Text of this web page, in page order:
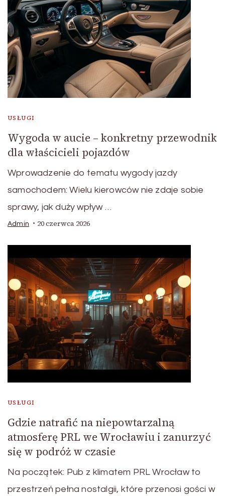
USŁUGI
Wygoda w aucie – konkretny przewodnik
dla właścicieli pojazdów
Wprowadzenie do tematu wygody jazdy
samochodem: Wielu kierowców nie zdaje sobie
sprawy, jak duży wpływ …
Admin 20 czerwca 2026
USŁUGI
Gdzie natrafić na niepowtarzalną
atmosferę PRL we Wrocławiu i zanurzyć
się w podróż w czasie
Na początek: Pub z klimatem PRL Wrocław to
przestrzeń pełna nostalgii, które przenosi gości w